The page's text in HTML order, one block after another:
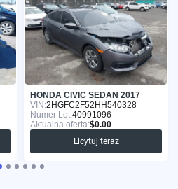
HONDA CIVIC SEDAN 2017
VIN:2HGFC2F52HH540328
Numer Lot:40991096
Aktualna oferta:$0.00
Licytuj teraz